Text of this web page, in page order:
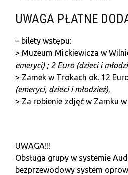
UWAGA PŁATNE
– bilety wstępu:
> Muzeum Mickiewicza w
emeryci) ; 2 Euro (dzieci i
> Zamek w Trokach ok. 12
(emeryci, dzieci i młodzież),
> Za robienie zdjęć w Zamku
UWAGA!!!
Obsługa grupy w systemie
bezprzewodowy system